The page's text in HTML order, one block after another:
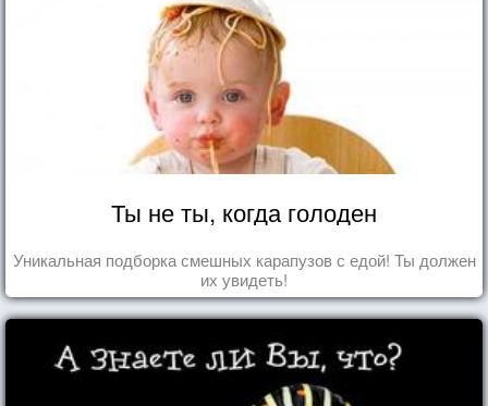
Ты не ты, когда голоден
Уникальная подборка смешных карапузов с едой! Ты должен
их увидеть!